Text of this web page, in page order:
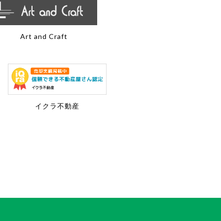
Art and Craft
イクラ不動産